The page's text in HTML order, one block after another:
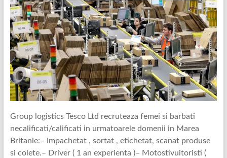
Group logistics Tesco Ltd recruteaza femei si barbati
necalificati/calificati in urmatoarele domenii in Marea
Britanie:– Impachetat , sortat , etichetat, scanat produse
si colete.– Driver ( 1 an experienta )– Motostivuitoristi (